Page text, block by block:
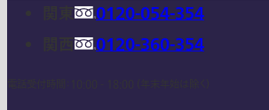
0120-054-354
0120-360-354